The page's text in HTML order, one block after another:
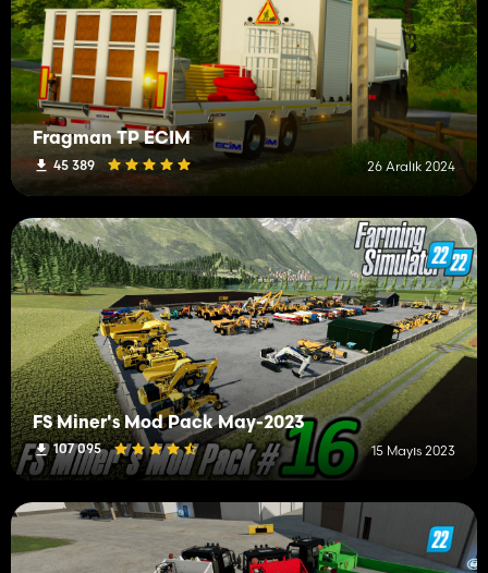
Fragman TP ECIM
45 389 26 Aralık 2024
FS Miner's Mod Pack May-2023
107 095 15 Mayıs 2023